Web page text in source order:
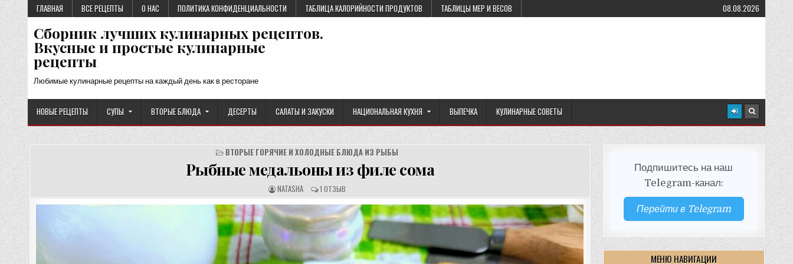
Перейти
к
содержимому
ГЛАВНАЯ ВСЕ РЕЦЕПТЫ О НАС ПОЛИТИКА КОНФИДЕНЦИАЛЬНОСТИ ТАБЛИЦА КАЛОРИЙНОСТИ ПРОДУКТОВ ТАБЛИЦЫ МЕР И ВЕСОВ 08.08.2026
Сборник лучших кулинарных рецептов.
Вкусные и простые кулинарные
рецепты
Любимые кулинарные рецепты на каждый день как в ресторане
НОВЫЕ РЕЦЕПТЫ СУПЫ ВТОРЫЕ БЛЮДА ДЕСЕРТЫ САЛАТЫ И ЗАКУСКИ НАЦИОНАЛЬНАЯ КУХНЯ ВЫПЕЧКА КУЛИНАРНЫЕ СОВЕТЫ
ВТОРЫЕ ГОРЯЧИЕ И ХОЛОДНЫЕ БЛЮДА ИЗ РЫБЫ
Рыбные медальоны из филе сома
А
В
Т
О
Р
Р
Ц
Е
П
Т
NATASHA О
Т
З
В
Ы
:
1 ОТЗЫВ
Подпишитесь на наш
Telegram-канал:
Перейти в Telegram
МЕНЮ НАВИГАЦИИ